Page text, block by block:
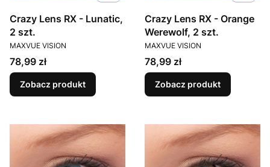
Crazy Lens RX - Lunatic,
2 szt.
PRODUCENT
MAXVUE VISION
Cena
78,99 zł
Zobacz produkt
Crazy Lens RX - Orange
Werewolf, 2 szt.
PRODUCENT
MAXVUE VISION
Cena
78,99 zł
Zobacz produkt